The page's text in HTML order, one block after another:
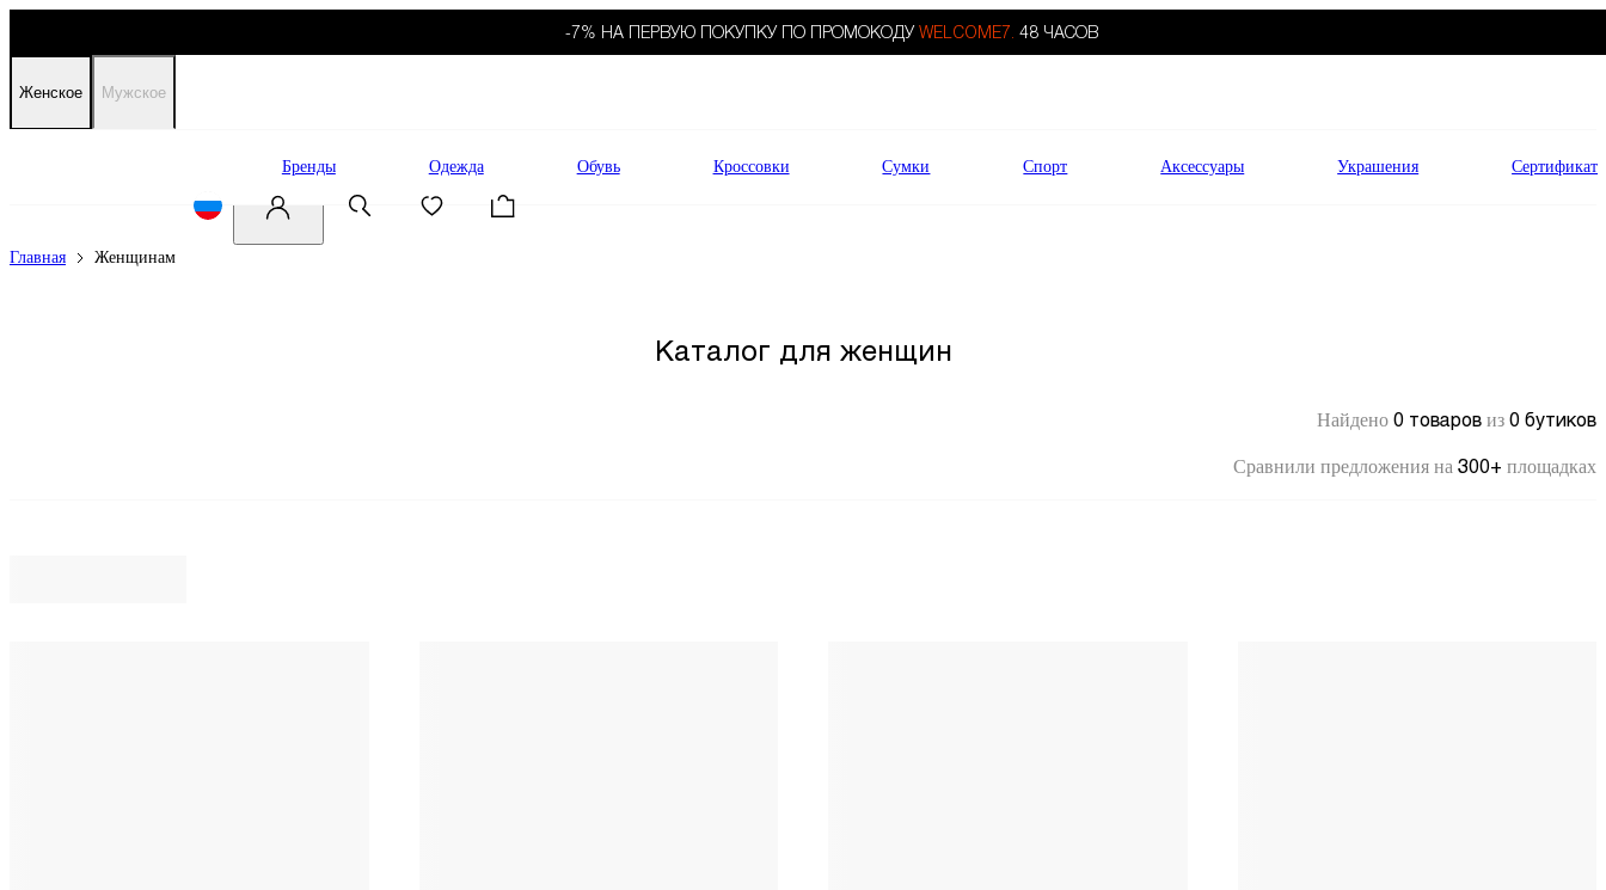
-7% НА ПЕРВУЮ ПОКУПКУ ПО ПРОМОКОДУ WELCOME7. 48 ЧАСОВ
Женское Мужское
Бренды Одежда Обувь Кроссовки Сумки Спорт Аксессуары Украшения Сертификат
Главная Женщинам
Каталог для женщин
Найдено 0 товаров из 0 бутиков
Сравнили предложения на 300+ площадках